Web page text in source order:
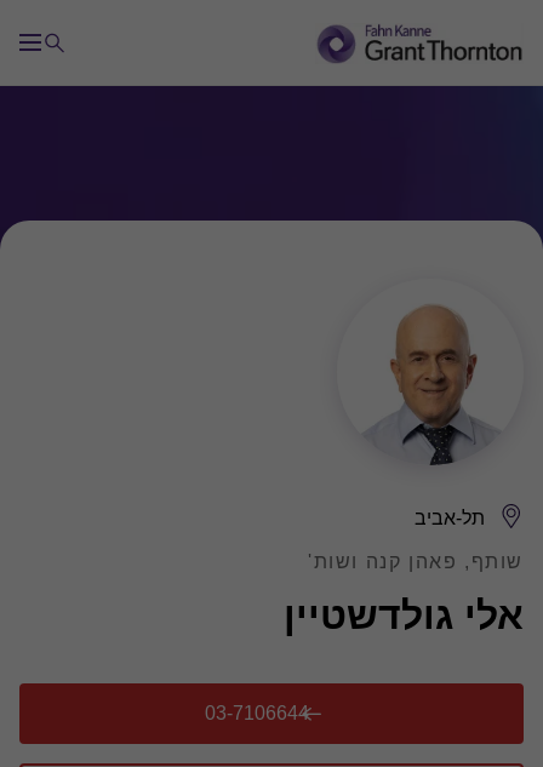
אלי גולדשטיין
תל-אביב
שותף, פאהן קנה ושות'
03-7106644